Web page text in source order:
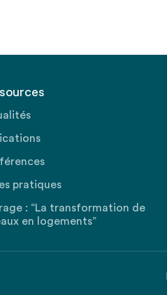
pratiques
: “La transformation de
en logements”